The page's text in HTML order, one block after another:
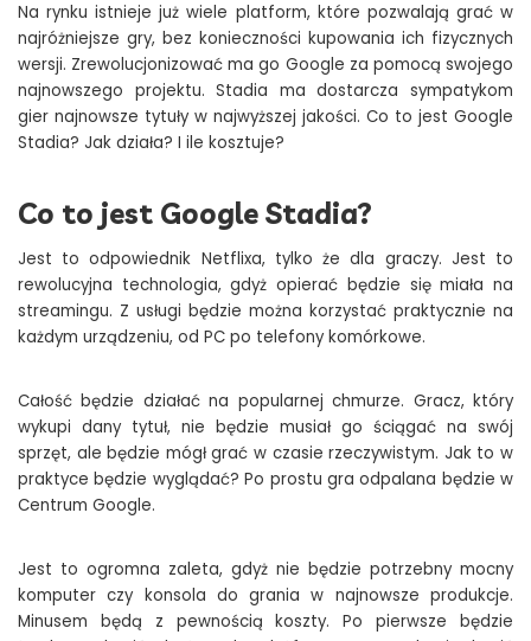
Na rynku istnieje już wiele platform, które pozwalają grać w
najróżniejsze gry, bez konieczności kupowania ich fizycznych
wersji. Zrewolucjonizować ma go Google za pomocą swojego
najnowszego projektu. Stadia ma dostarcza sympatykom
gier najnowsze tytuły w najwyższej jakości. Co to jest Google
Stadia? Jak działa? I ile kosztuje?
Co to jest Google Stadia?
Jest to odpowiednik Netflixa, tylko że dla graczy. Jest to
rewolucyjna technologia, gdyż opierać będzie się miała na
streamingu. Z usługi będzie można korzystać praktycznie na
każdym urządzeniu, od PC po telefony komórkowe.
Całość będzie działać na popularnej chmurze. Gracz, który
wykupi dany tytuł, nie będzie musiał go ściągać na swój
sprzęt, ale będzie mógł grać w czasie rzeczywistym. Jak to w
praktyce będzie wyglądać? Po prostu gra odpalana będzie w
Centrum Google.
Jest to ogromna zaleta, gdyż nie będzie potrzebny mocny
komputer czy konsola do grania w najnowsze produkcje.
Minusem będą z pewnością koszty. Po pierwsze będzie